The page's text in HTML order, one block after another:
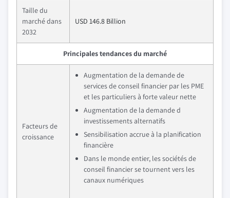
Taille du
marché dans
2032
USD 146.8 Billion
Principales tendances du marché
Facteurs de
croissance
Augmentation de la demande de
services de conseil financier par les PME
et les particuliers à forte valeur nette
Augmentation de la demande d
investissements alternatifs
Sensibilisation accrue à la planification
financière
Dans le monde entier, les sociétés de
conseil financier se tournent vers les
canaux numériques